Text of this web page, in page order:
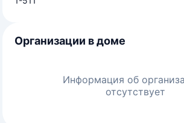
Организации в доме
Информация об
отсутствует